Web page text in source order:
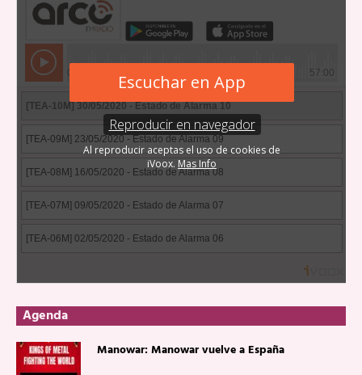
Agenda
Manowar: Manowar vuelve a España